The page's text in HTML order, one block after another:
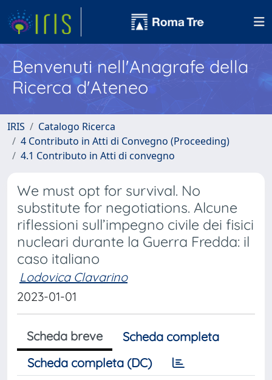
Benvenuti nell'Anagrafe della
Ricerca d'Ateneo
IRIS
Catalogo Ricerca
4 Contributo in Atti di Convegno (Proceeding)
4.1 Contributo in Atti di convegno
We must opt for survival. No
substitute for negotiations. Alcune
riflessioni sull’impegno civile dei fisici
nucleari durante la Guerra Fredda: il
caso italiano
Lodovica Clavarino
2023-01-01
Scheda breve
Scheda completa
Scheda completa (DC)